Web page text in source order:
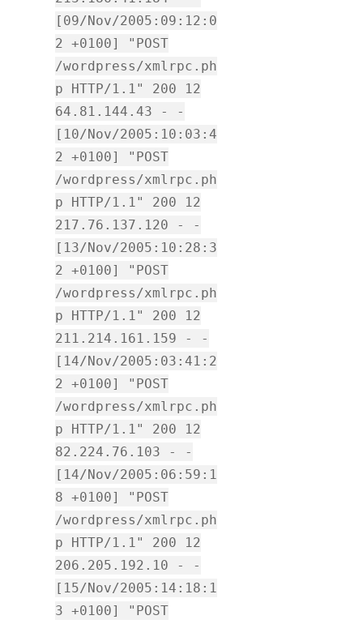
[09/Nov/2005:09:12:0
2 +0100] "POST
/wordpress/xmlrpc.ph
p HTTP/1.1" 200 12
64.81.144.43 - -
[10/Nov/2005:10:03:4
2 +0100] "POST
/wordpress/xmlrpc.ph
p HTTP/1.1" 200 12
217.76.137.120 - -
[13/Nov/2005:10:28:3
2 +0100] "POST
/wordpress/xmlrpc.ph
p HTTP/1.1" 200 12
211.214.161.159 - -
[14/Nov/2005:03:41:2
2 +0100] "POST
/wordpress/xmlrpc.ph
p HTTP/1.1" 200 12
82.224.76.103 - -
[14/Nov/2005:06:59:1
8 +0100] "POST
/wordpress/xmlrpc.ph
p HTTP/1.1" 200 12
206.205.192.10 - -
[15/Nov/2005:14:18:1
3 +0100] "POST